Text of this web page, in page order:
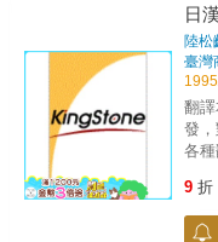
日
陸松
臺灣
翻
發
各
楚
好翻
9 折